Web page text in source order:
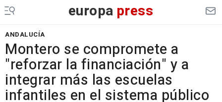
europa press
ANDALUCÍA
Montero se compromete a
"reforzar la financiación" y a
integrar más las escuelas
infantiles en el sistema público